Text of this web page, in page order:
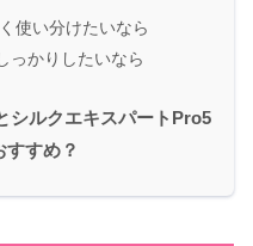
使い分けたいなら
っかりしたいなら
シルクエキスパートPro5
すめ？